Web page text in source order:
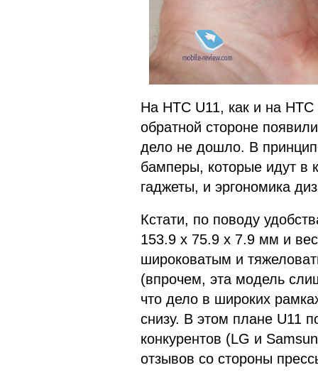
На HTC U11, как и на
обратной стороне
дело не дошло. В
бамперы, которые идут в
гаджеты, и эргономика
Кстати, по поводу
153.9 x 75.9 x 7.9 мм и
широковатым и
(впрочем, эта модель
что дело в широких
снизу. В этом плане U11
конкурентов (LG и
отзывов со стороны